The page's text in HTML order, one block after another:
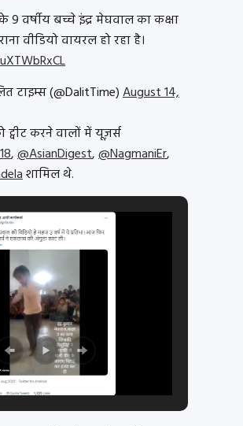
9 वर्षीय बच्चे इंद्र मेघवाल का कक्षा
वीडियो वायरल हो रहा है।
टाइम्स (@DalitTime)August 14,
करने वालों में यूज़र्स
,@AsianDigest,@NagmaniEr,
शामिल थे.